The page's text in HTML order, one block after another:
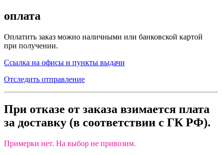
оплата
Оплатить заказ можно наличными или банковской картой
при получении.
Ссылка на офисы и пункты выдачи
Отследить отправление
При отказе от заказа взимается плата
за доставку (в соответствии с ГК РФ).
Примерки нет. На выбор не привозим.